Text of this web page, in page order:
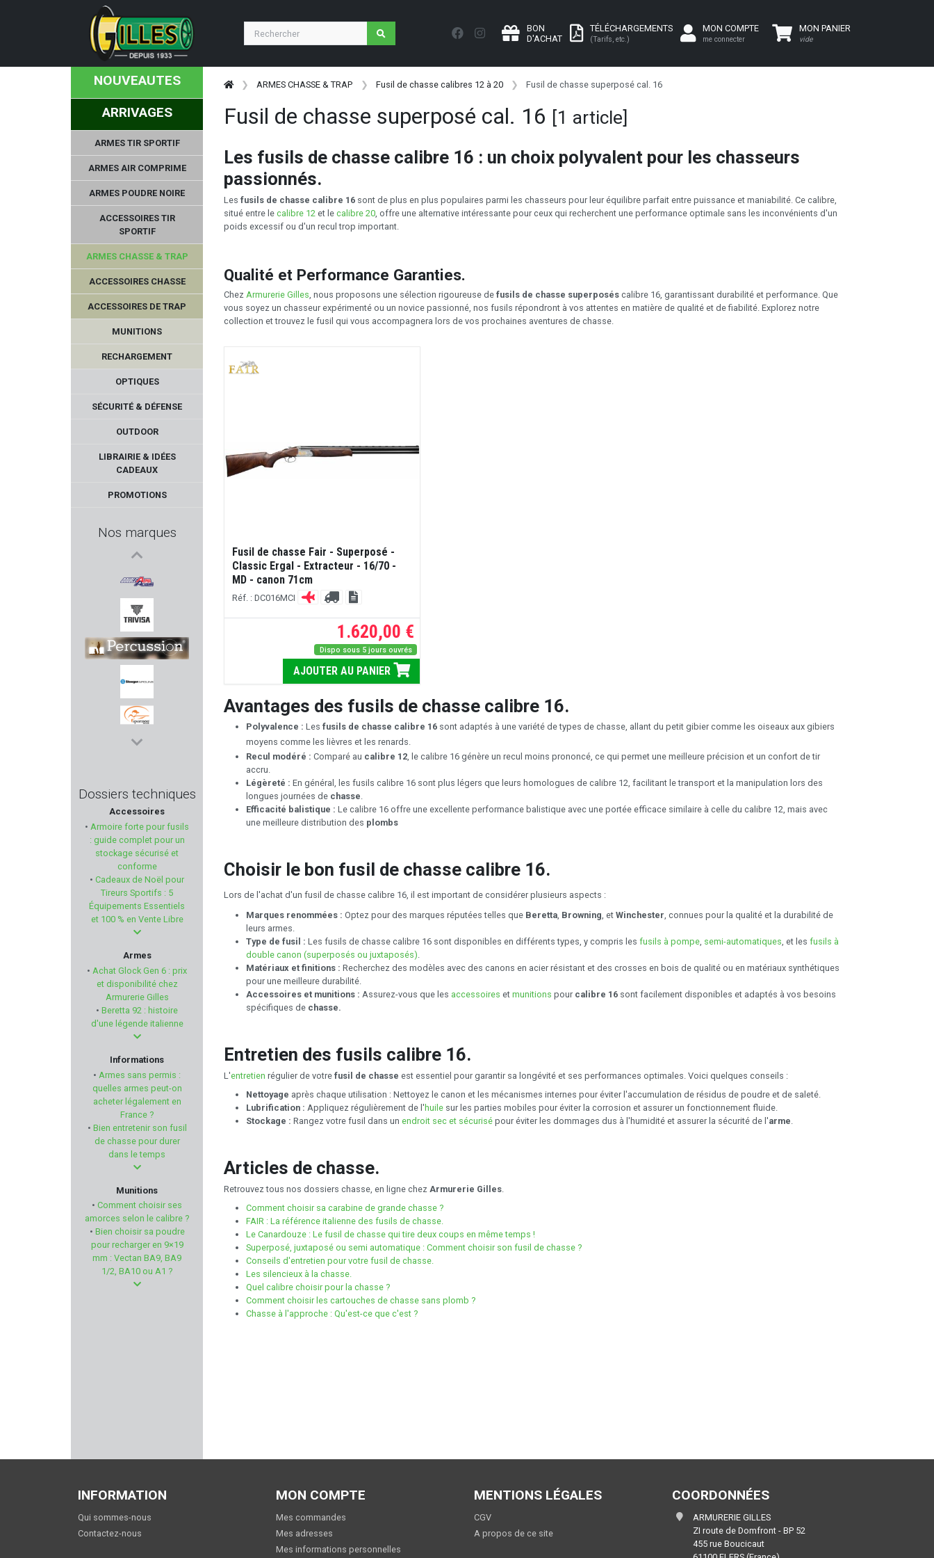
BON
D'ACHAT
TÉLÉCHARGEMENTS
(Tarifs, etc.)
MON COMPTE
me connecter
MON PANIER
vide
NOUVEAUTES
ARRIVAGES
ARMES TIR SPORTIF
ARMES AIR COMPRIME
ARMES POUDRE NOIRE
ACCESSOIRES TIR
SPORTIF
ARMES CHASSE & TRAP
ACCESSOIRES CHASSE
ACCESSOIRES DE TRAP
MUNITIONS
RECHARGEMENT
OPTIQUES
SÉCURITÉ & DÉFENSE
OUTDOOR
LIBRAIRIE & IDÉES
CADEAUX
PROMOTIONS
Nos marques
REOLINK
DOUBLE ALPHA ACADEMY
TRIVISA
PERCUSSION
STOEGER
SPORTDOG
TPM
CREPIN LEBLOND EDITION
LEE ENFIELD
ISSC Austria
ARMSCO
LIGHT MY FIRE
QSP KNIFE
GAMO
STOPTIR
STAR ARMAS
SOLOGNE
FRANKFORD ARSENAL
REAL AVID
Dossiers techniques
Accessoires
• Armoire forte pour fusils
: guide complet pour un
stockage sécurisé et
conforme
• Cadeaux de Noël pour
Tireurs Sportifs : 5
Équipements Essentiels
et 100 % en Vente Libre
Armes
• Achat Glock Gen 6 : prix
et disponibilité chez
Armurerie Gilles
• Beretta 92 : histoire
d'une légende italienne
Informations
• Armes sans permis :
quelles armes peut-on
acheter légalement en
France ?
• Bien entretenir son fusil
de chasse pour durer
dans le temps
Munitions
• Comment choisir ses
amorces selon le calibre ?
• Bien choisir sa poudre
pour recharger en 9×19
mm : Vectan BA9, BA9
1/2, BA10 ou A1 ?
ARMES CHASSE & TRAP Fusil de chasse calibres 12 à 20 Fusil de chasse superposé cal. 16
Fusil de chasse superposé cal. 16 [1 article]
Les fusils de chasse calibre 16 : un choix polyvalent pour les chasseurs
passionnés.
Les fusils de chasse calibre 16 sont de plus en plus populaires parmi les chasseurs pour leur équilibre parfait entre puissance et maniabilité. Ce calibre,
situé entre le calibre 12 et le calibre 20 , offre une alternative intéressante pour ceux qui recherchent une performance optimale sans les inconvénients d'un
poids excessif ou d'un recul trop important.
Qualité et Performance Garanties.
Chez Armurerie Gilles , nous proposons une sélection rigoureuse de fusils de chasse superposés calibre 16, garantissant durabilité et performance. Que
vous soyez un chasseur expérimenté ou un novice passionné, nos fusils répondront à vos attentes en matière de qualité et de fiabilité. Explorez notre
collection et trouvez le fusil qui vous accompagnera lors de vos prochaines aventures de chasse.
Fusil de chasse Fair - Superposé -
Classic Ergal - Extracteur - 16/70 -
MD - canon 71cm
Réf. : DC016MCI
1.620,00 €
Dispo sous 5 jours ouvrés
AJOUTER AU PANIER
Avantages des fusils de chasse calibre 16.
Polyvalence : Les fusils de chasse calibre 16 sont adaptés à une variété de types de chasse, allant du petit gibier comme les oiseaux aux gibiers
moyens comme les lièvres et les renards.
Recul modéré : Comparé au calibre 12, le calibre 16 génère un recul moins prononcé, ce qui permet une meilleure précision et un confort de tir
accru.
Légèreté : En général, les fusils calibre 16 sont plus légers que leurs homologues de calibre 12, facilitant le transport et la manipulation lors des
longues journées de chasse.
Efficacité balistique : Le calibre 16 offre une excellente performance balistique avec une portée efficace similaire à celle du calibre 12, mais avec
une meilleure distribution des plombs
Choisir le bon fusil de chasse calibre 16.
Lors de l'achat d'un fusil de chasse calibre 16, il est important de considérer plusieurs aspects :
Marques renommées : Optez pour des marques réputées telles que Beretta, Browning, et Winchester, connues pour la qualité et la durabilité de
leurs armes.
Type de fusil : Les fusils de chasse calibre 16 sont disponibles en différents types, y compris les fusils à pompe, semi-automatiques, et les fusils à
double canon (superposés ou juxtaposés).
Matériaux et finitions : Recherchez des modèles avec des canons en acier résistant et des crosses en bois de qualité ou en matériaux synthétiques
pour une meilleure durabilité.
Accessoires et munitions : Assurez-vous que les accessoires et munitions pour calibre 16 sont facilement disponibles et adaptés à vos besoins
spécifiques de chasse.
Entretien des fusils calibre 16.
L'entretien régulier de votre fusil de chasse est essentiel pour garantir sa longévité et ses performances optimales. Voici quelques conseils :
Nettoyage après chaque utilisation : Nettoyez le canon et les mécanismes internes pour éviter l'accumulation de résidus de poudre et de saleté.
Lubrification : Appliquez régulièrement de l' huile sur les parties mobiles pour éviter la corrosion et assurer un fonctionnement fluide.
Stockage : Rangez votre fusil dans un endroit sec et sécurisé pour éviter les dommages dus à l'humidité et assurer la sécurité de l'arme.
Articles de chasse.
Retrouvez tous nos dossiers chasse, en ligne chez Armurerie Gilles
Comment choisir sa carabine de grande chasse ?
FAIR : La référence italienne des fusils de chasse.
Le Canardouze : Le fusil de chasse qui tire deux coups en même temps !
Superposé, juxtaposé ou semi automatique : Comment choisir son fusil de chasse ?
Conseils d'entretien pour votre fusil de chasse.
Les silencieux à la chasse.
Quel calibre choisir pour la chasse ?
Comment choisir les cartouches de chasse sans plomb ?
Chasse à l'approche : Qu'est-ce que c'est ?
INFORMATION
Qui sommes-nous
Contactez-nous
MON COMPTE
Mes commandes
Mes adresses
Mes informations personnelles
MENTIONS LÉGALES
CGV
A propos de ce site
COORDONNÉES
ARMURERIE GILLES
ZI route de Domfront - BP 52
455 rue Boucicaut